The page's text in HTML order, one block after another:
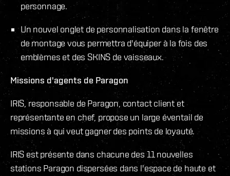
personnage.
Un nouvel onglet de personnalisation dans la fenêtre
de montage vous permettra d'équiper à la fois des
emblèmes et des SKINS de vaisseaux.
Missions d'agents de Paragon
IRIS, responsable de Paragon, contact client et
représentante en chef, propose un large éventail de
missions à qui veut gagner des points de loyauté.
IRIS est présente dans chacune des 11 nouvelles
stations Paragon dispersées dans l'espace de haute et